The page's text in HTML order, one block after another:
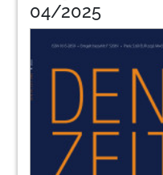
Kons
Endo
Digitale
04/2025